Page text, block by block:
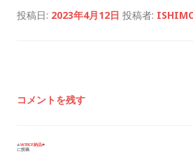
投稿日: 2023年4月12日 投稿者:
コメントを残す
投W35CF納品
に投稿